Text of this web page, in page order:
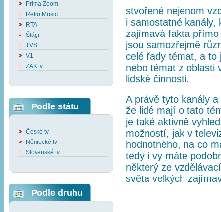
Prima Zoom
Retro Music
RTA
Šlágr
TVS
V1
ZAK tv
Podle státu
České tv
Německé tv
Slovenské tv
Podle druhu
stvořené nejenom
i samostatné kanály,
zajímavá fakta
jsou samozřejmě
celé řady témat, a to
nebo témat z oblasti
lidské činnosti.
A právě tyto kanály
že lidé mají o tato
je také aktivně
možností, jak v
hodnotného, na co
tedy i vy máte
některý ze
světa velkých